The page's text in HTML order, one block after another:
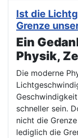
Ist die
Grenze
Ein
Physik,
Die moderne
schneller sein.
nicht die
lediglich die